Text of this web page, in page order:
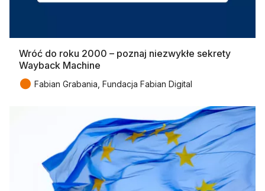
Wróć do roku 2000 – poznaj niezwykłe sekrety
Wayback Machine
● Fabian Grabania, Fundacja Fabian Digital